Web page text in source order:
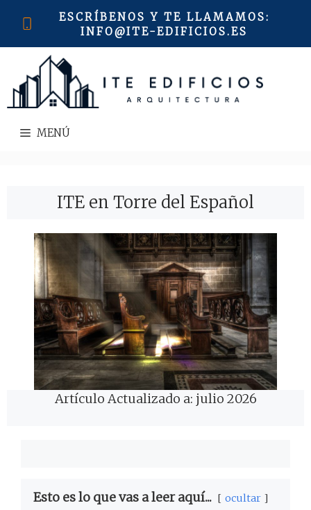
ESCRÍBENOS Y TE LLAMAMOS:
INFO@ITE-EDIFICIOS.ES
MENÚ
ITE en Torre del Español
Artículo Actualizado a: julio 2026
Esto es lo que vas a leer aquí... ocultar